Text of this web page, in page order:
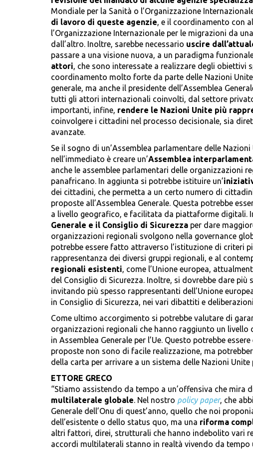
Mondiale per la Sanità o l’Organizzazione
di lavoro di queste agenzie, e il coordinamento con
l’Organizzazione Internazionale per le migrazioni da
dall’altro. Inoltre, sarebbe necessario uscire
passare a una visione nuova, a un paradigma
attori, che sono interessate a realizzare degli obiettivi
coordinamento molto forte da parte delle Nazioni
generale, ma anche il presidente dell’Assemblea
tutti gli attori internazionali coinvolti, dal settore
importanti, infine, rendere le Nazioni Unite più
coinvolgere i cittadini nel processo decisionale, sia
avanzate.
Se il sogno di un’Assemblea parlamentare delle
nell’immediato è creare un’Assemblea
anche le assemblee parlamentari delle organizzazioni
panafricano. In aggiunta si potrebbe istituire un’
dei cittadini, che permetta a un certo numero di
proposte all’Assemblea Generale. Questa potrebbe
a livello geografico, e facilitata da piattaforme digitali.
Generale e il Consiglio di Sicurezza per dare
organizzazioni regionali svolgono nella governance
potrebbe essere fatto attraverso l’istituzione di criteri
rappresentanza dei diversi gruppi regionali, e al
regionali esistenti, come l’Unione europea,
del Consiglio di Sicurezza. Inoltre, si dovrebbe dare
invitando più spesso rappresentanti dell’Unione
in Consiglio di Sicurezza, nei vari dibattiti e
Come ultimo accorgimento si potrebbe valutare di
organizzazioni regionali che hanno raggiunto un
in Assemblea Generale per l’Ue. Questo potrebbe
proposte non sono di facile realizzazione, ma
della carta per arrivare a un sistema delle Nazioni
ETTORE GRECO
“Stiamo assistendo da tempo a un’offensiva che mira
multilaterale globale. Nel nostro policy paper, che
Generale dell’Onu di quest’anno, quello che noi
dell’esistente o dello status quo, ma una riforma
altri fattori, direi, strutturali che hanno indebolito vari
accordi multilaterali stanno in realtà vivendo da tempo